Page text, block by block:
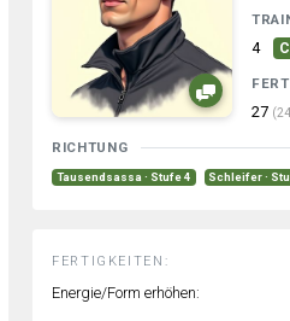
4
27
RICHTUNG
Tausendsassa · Stufe 4 Schleifer ·
FERTIGKEITEN:
Energie/Form erhöhen: